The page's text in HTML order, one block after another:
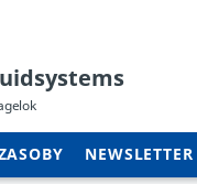
NEWSLETTER